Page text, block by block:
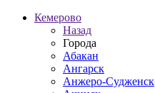
Кемерово
Назад
Города
Абакан
Ангарск
Анжеро-Судженск